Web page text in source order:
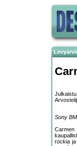
Sony
Carmen
rockia